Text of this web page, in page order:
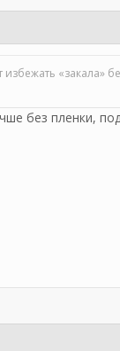
«закала»
без пленки,